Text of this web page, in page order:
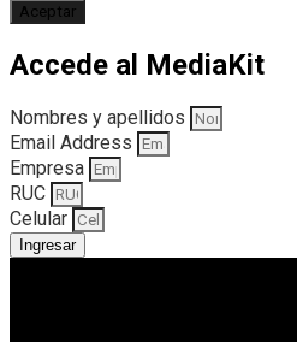
Aceptar
Accede al MediaKit
Nombres y apellidos
Email Address
Empresa
RUC
Celular
Ingresar